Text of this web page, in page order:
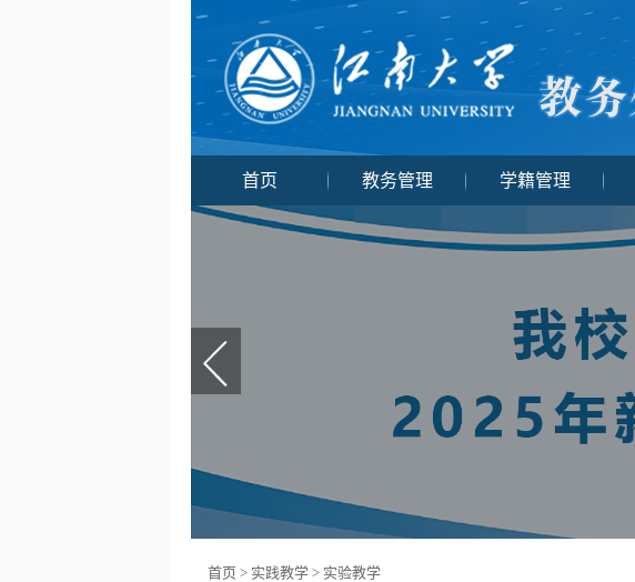
首页 教务管理 学籍管理
首页 > 实践教学 > 实验教学